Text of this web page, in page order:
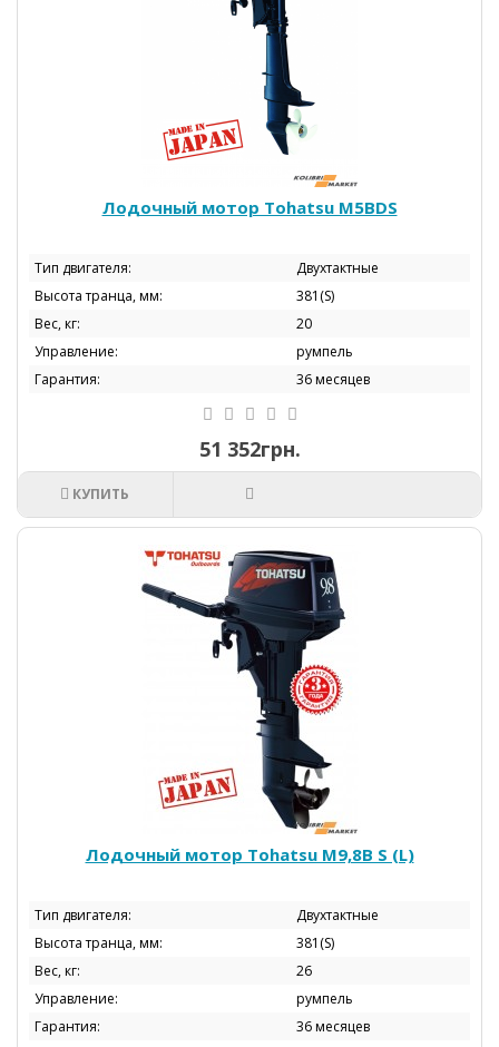
Лодочный мотор Tohatsu М5BDS
Тип двигателя:
Двухтактные
Высота транца, мм:
381(S)
Вес, кг:
20
Управление:
румпель
Гарантия:
36 месяцев
51 352грн.
КУПИТЬ
Лодочный мотор Tohatsu М9,8B S (L)
Тип двигателя:
Двухтактные
Высота транца, мм:
381(S)
Вес, кг:
26
Управление:
румпель
Гарантия:
36 месяцев